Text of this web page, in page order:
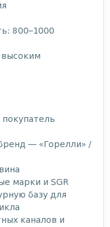
800–1000
высоким
— «Горелли» /
марки и SGR
базу для
каналов и